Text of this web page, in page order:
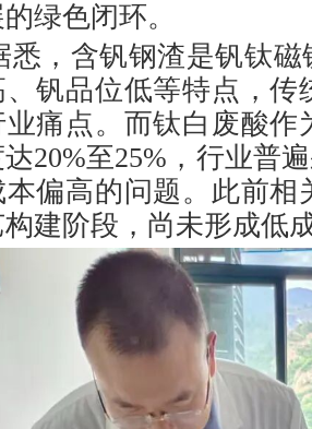
绿色闭环。
悉，含钒钢渣是钒钛
、钒品位低等特点，
业痛点。而钛白废酸
20%至25%，行业普
本偏高的问题。此前
建阶段，尚未形成低